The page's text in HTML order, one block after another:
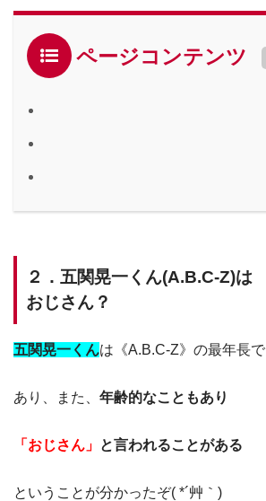
ページコンテンツ
２．五関晃一くん(A.B.C-Z)は
おじさん？
五関晃一くんは《A.B.C-Z》の最年長で
あり、また、 年齢的なこともあり
「おじさん」 と言われることがある
ということが分かったぞ( *´艸｀)